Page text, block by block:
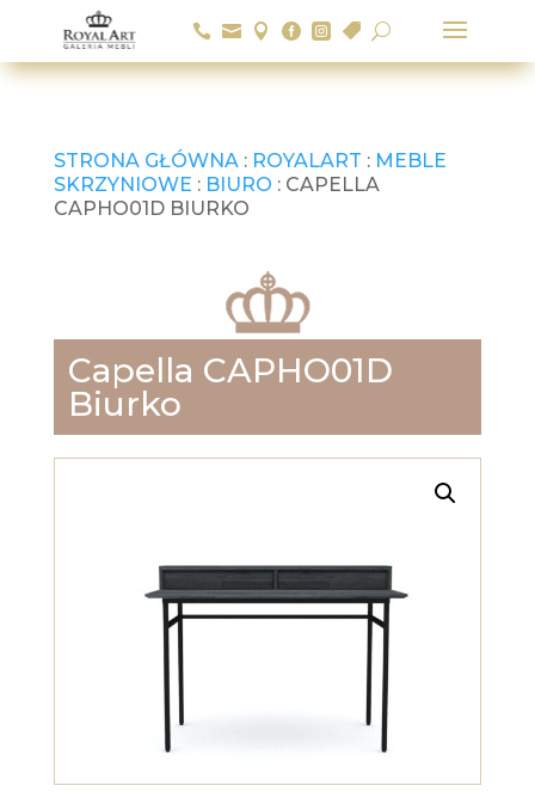
      U
STRONA GŁÓWNA: ROYALART : MEBLE
SKRZYNIOWE : BIURO : CAPELLA
CAPHO01D BIURKO
Capella CAPHO01D
Biurko